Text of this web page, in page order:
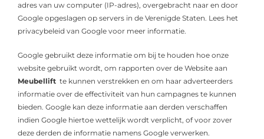
adres van uw computer (IP-adres), overgebracht naar en door
Google opgeslagen op servers in de Verenigde Staten. Lees het
privacybeleid van Google voor meer informatie.
Google gebruikt deze informatie om bij te houden hoe onze
website gebruikt wordt, om rapporten over de Website aan
Meubellift te kunnen verstrekken en om haar adverteerders
informatie over de effectiviteit van hun campagnes te kunnen
bieden. Google kan deze informatie aan derden verschaffen
indien Google hiertoe wettelijk wordt verplicht, of voor zover
deze derden de informatie namens Google verwerken.